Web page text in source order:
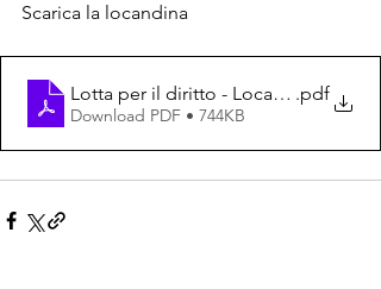
Scarica la locandina
Lotta per il diritto - Locandina
.pdf
Download PDF • 744KB